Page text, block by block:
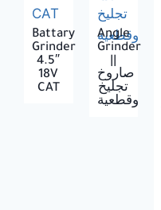
Battary
Grinder
4.5″
18V
CAT
Angle
Grinder
صاروخ
تجليخ
وقطعية